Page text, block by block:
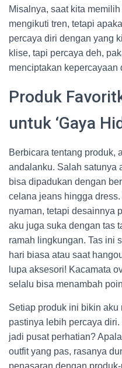
Misalnya, saat kita
mengikuti tren, tetapi
percaya diri dengan yang
klise, tapi percaya deh,
menciptakan kepercayaan
Produk
untuk ‘Gaya
Berbicara tentang produk,
andalanku. Salah satunya
bisa dipadukan dengan
celana jeans hingga
nyaman, tetapi desainnya
aku juga suka dengan tas
ramah lingkungan. Tas ini
hari biasa atau saat
lupa aksesori! Kacamata
selalu bisa menambah
Setiap produk ini bikin
pastinya lebih percaya
jadi pusat perhatian?
outfit yang pas, rasanya
penasaran dengan